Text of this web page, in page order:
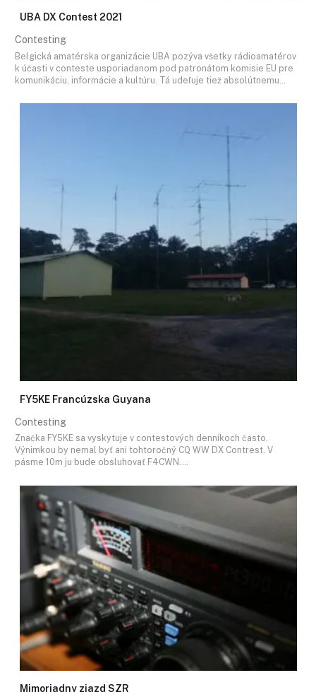
UBA DX Contest 2021
Contesting
Belgická amatérska organizácie UBA pozýva všetky rádioamatérov
k účasti v conteste usporiadanom pod patronátom komisie EU pre
komunikáciu, informácie a kultúru. Tá udeľuje tiež absolútnemu…
FY5KE Francúzska Guyana
Contesting
Značka FY5KE sa vyskytuje v contestových denníkoch často.
Výnimkou by nemal byť ani tohtoročný CQ WW DX Contrest. V
pásme 10m ju bude obsluhovať F4CWN.…
Mimoriadny zjazd SZR